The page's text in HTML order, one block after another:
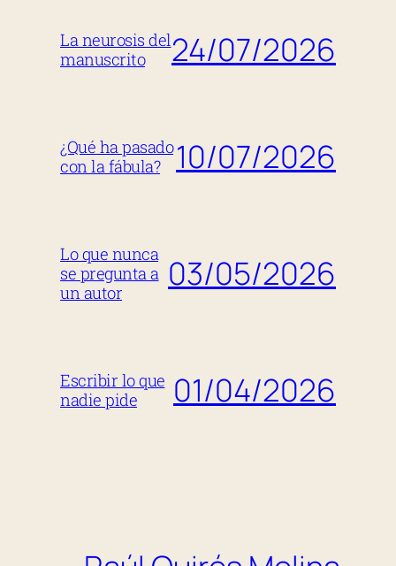
La neurosis del
manuscrito
24/07/2026
¿Qué ha pasado
con la fábula?
10/07/2026
Lo que nunca
se pregunta a
un autor
03/05/2026
Escribir lo que
nadie pide
01/04/2026